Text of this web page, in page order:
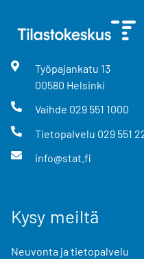
Työpajankatu 13
00580 Helsinki
Vaihde 029 551 1000
Tietopalvelu 029 551
info@stat.fi
Kysy meiltä
Neuvonta ja tietopalvelu